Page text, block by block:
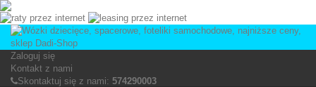
Zaloguj się
Kontakt z nami
Skontaktuj się z nami: 574290003